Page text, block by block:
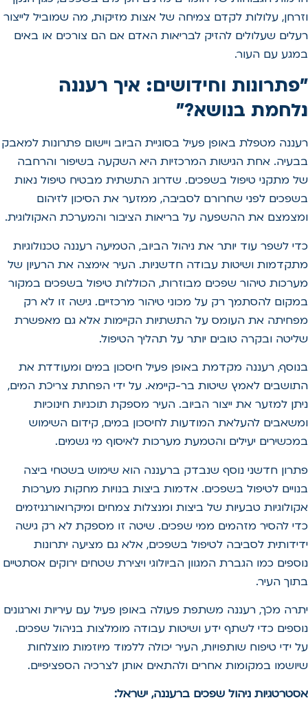
וזרחן, עלולות לקדם צמיחה של אצות מזיקות, מה שמוביל לייצור
רעלים שעלולים להזיק לבריאות האדם אם הם צורכים או באים
במגע עם העור.
"פתרונות וחידושים: איך רעננה
נלחמת בנושא?"
רעננה מטפלת באופן פעיל בסוגיית הביוב ויישום פתרונות למאבק
בבעיה. אחת הגישות המרכזיות היא השקעה בשיפור והרחבה
של מתקני טיפול בשפכים. שדרוג התשתית מבטיח טיפול נאות
בשפכים לפני שחרורם לסביבה, ממזער את הסיכון לזיהום
ומצמצם את ההשפעה על בריאות הציבור והמערכת האקולוגית.
כדי לשפר עוד יותר את ניהול הביוב, הטמיעה רעננה טכנולוגיות
מתקדמות ושיטות עבודה חדשניות. העיר אימצה את הרעיון של
מערכות טיהור שפכים מבוזרות, הכוללות טיפול בשפכים במקור
במקום להסתמך רק על מכוני טיהור מרכזיים. גישה זו לא רק
מפחיתה את העומס על התשתיות הקיימות אלא גם מאפשרת
שליטה ובקרה טובים יותר על תהליך הטיפול.
בנוסף, רעננה מקדמת באופן פעיל חיסכון במים ומעודדת את
התושבים לאמץ שיטות בר-קיימא. על ידי הפחתת צריכת המים,
ניתן למזער את ייצור הביוב. העיר מספקת תוכניות חינוכיות
ומשאבים להעלאת המודעות לחיסכון במים, קידום השימוש
במכשירים יעילים והטמעת מערכות לאיסוף מי גשמים.
פתרון חדשני נוסף שנבדק ברעננה הוא שימוש בשטחי ביצה
בנויים לטיפול בשפכים. אדמות ביצות בנויות מחקות מערכות
אקולוגיות טבעיות של ביצות ומנצלות צמחים ומיקרואורגניזמים
כדי להסיר מזהמים ממי שפכים. שיטה זו מספקת לא רק גישה
ידידותית לסביבה לטיפול בשפכים, אלא גם מציעה יתרונות
נוספים כמו הגברת המגוון הביולוגי ויצירת שטחים ירוקים אסתטיים
בתוך העיר.
יתרה מכך, רעננה משתפת פעולה באופן פעיל עם עיריות וארגונים
נוספים כדי לשתף ידע ושיטות עבודה מומלצות בניהול שפכים.
על ידי טיפוח שותפויות, העיר יכולה ללמוד מיוזמות מוצלחות
שיושמו במקומות אחרים ולהתאים אותן לצרכיה הספציפיים.
אסטרטגיות ניהול שפכים ברעננה, ישראל: